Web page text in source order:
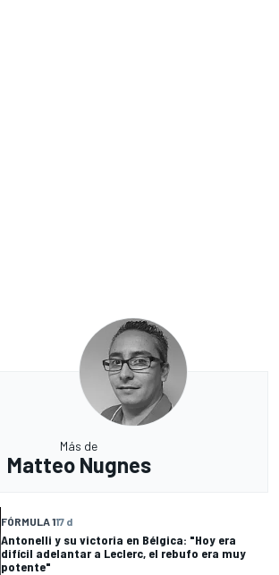
Más de
Matteo Nugnes
FÓRMULA 117 d
Antonelli y su victoria en Bélgica: "Hoy era
difícil adelantar a Leclerc, el rebufo era muy
potente"